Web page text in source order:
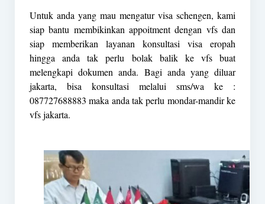
Untuk anda yang mau mengatur visa schengen, kami
siap bantu membikinkan appoitment dengan vfs dan
siap memberikan layanan konsultasi visa eropah
hingga anda tak perlu bolak balik ke vfs buat
melengkapi dokumen anda. Bagi anda yang diluar
jakarta, bisa konsultasi melalui sms/wa ke :
087727688883 maka anda tak perlu mondar-mandir ke
vfs jakarta.